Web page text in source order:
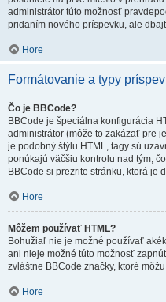
administrátor túto možnosť
pridaním nového príspevku, ale
Hore
Formátovanie a typy
Čo je BBCode?
BBCode je špeciálna konfigurácia
administrátor (môže to zakázať pre
je podobný štýlu HTML, tagy sú
ponúkajú väčšiu kontrolu nad tým,
BBCode si prezrite stránku, ktorá je
Hore
Môžem používať HTML?
Bohužiaľ nie je možné používať
ani nieje možné túto možnosť
zvláštne BBCode značky, ktoré
Hore